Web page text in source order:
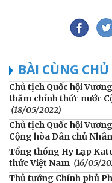
BÀI CÙNG
Chủ tịch Quốc hội
thăm chính thức nước
(18/05/2022)
Chủ tịch Quốc hội
Cộng hòa Dân chủ
Tổng thống Hy Lạp
thức Việt Nam (16/05/
Thủ tướng Chính phủ